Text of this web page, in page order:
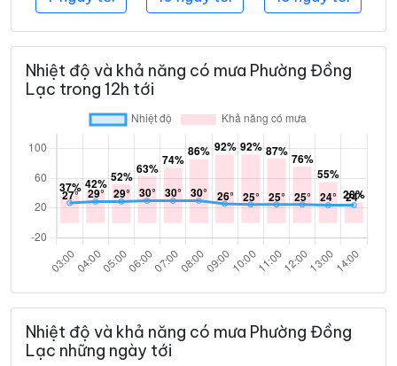
Nhiệt độ và khả năng có mưa Phường Đồng
Lạc trong 12h tới
Nhiệt độ và khả năng có mưa Phường Đồng
Lạc những ngày tới